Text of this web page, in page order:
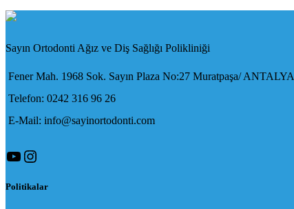
Sayın Ortodonti Ağız ve Diş Sağlığı Polikliniği
Fener Mah. 1968 Sok. Sayın Plaza No:27 Muratpaşa/ ANTALYA
Telefon: 0242 316 96 26
E-Mail: info@sayinortodonti.com
YouTube
Instagram
Politikalar